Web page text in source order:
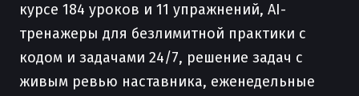
курсе 184 уроков и 11 упражнений, AI-
тренажеры для безлимитной практики с
кодом и задачами 24/7, решение задач с
живым ревью наставника, еженедельные